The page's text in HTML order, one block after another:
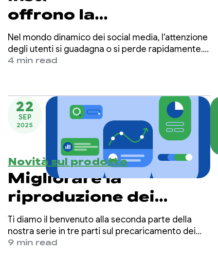
offrono la
riproduzione
istantanea e
utenti con Media3
PreloadManager
Nel mondo dinamico dei social media, l'attenzione
degli utenti si guadagna o si perde rapidamente.
Le app di Meta (Facebook e Instagram) sono tra le
4 min read
22
SEP
2025
Novità sul prodotto
Migliorare la
riproduzione dei
contenuti
multimediali: un
approfondimento su
Ti diamo il benvenuto alla seconda parte della
nostra serie in tre parti sul precaricamento dei
contenuti multimediali con Media3. Questa serie è
9 min read